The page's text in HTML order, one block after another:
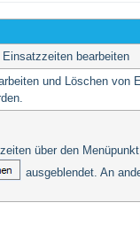
bearbeiten
und Löschen von
über den Menüpunkt
ausgeblendet. An